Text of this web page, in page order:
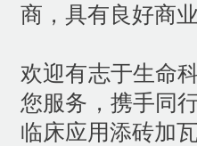
商，具有良好商
欢迎有志于生命
您服务，携手同
临床应用添砖加